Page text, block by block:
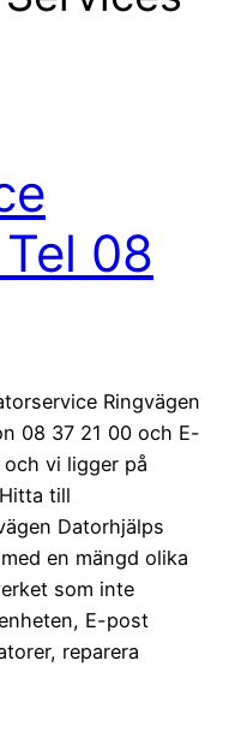
08
Ringvägen
08 37 21 00 och E-
vi ligger på
till
Datorhjälps
en mängd olika
som inte
E-post
reparera